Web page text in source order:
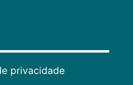
privacidade